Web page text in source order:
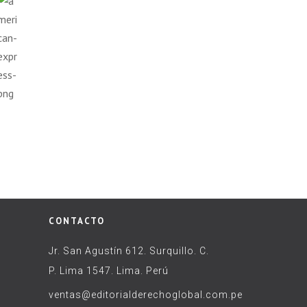
CONTACTO
Jr. San Agustín 612. Surquillo. C.
P. Lima 1547. Lima. Perú
ventas@editorialderechoglobal.com.pe